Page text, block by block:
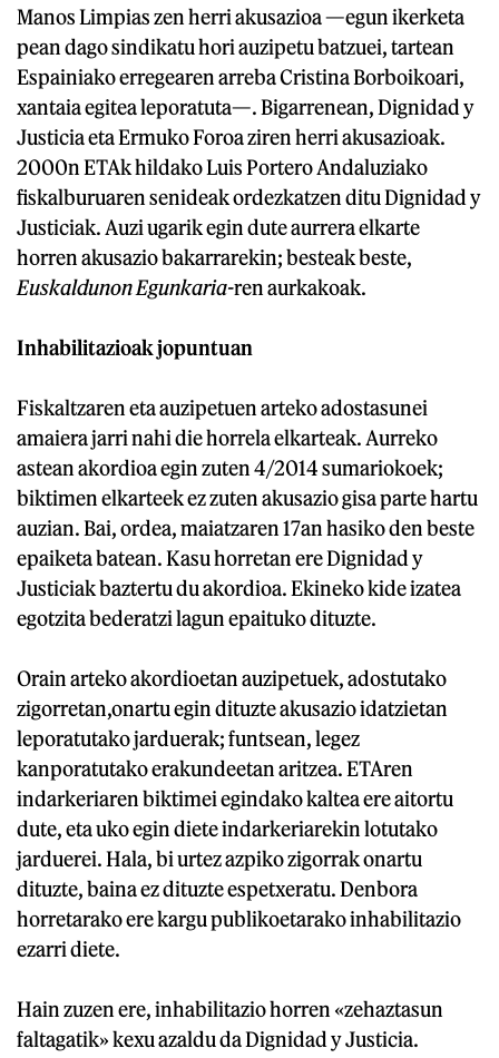
Manos Limpias zen herri akusazioa —egun ikerketa
pean dago sindikatu hori auzipetu batzuei, tartean
Espainiako erregearen arreba Cristina Borboikoari,
xantaia egitea leporatuta—. Bigarrenean, Dignidad y
Justicia eta Ermuko Foroa ziren herri akusazioak.
2000n ETAk hildako Luis Portero Andaluziako
fiskalburuaren senideak ordezkatzen ditu Dignidad y
Justiciak. Auzi ugarik egin dute aurrera elkarte
horren akusazio bakarrarekin; besteak beste,
Euskaldunon Egunkaria-ren aurkakoak.
Inhabilitazioak jopuntuan
Fiskaltzaren eta auzipetuen arteko adostasunei
amaiera jarri nahi die horrela elkarteak. Aurreko
astean akordioa egin zuten 4/2014 sumariokoek;
biktimen elkarteek ez zuten akusazio gisa parte hartu
auzian. Bai, ordea, maiatzaren 17an hasiko den beste
epaiketa batean. Kasu horretan ere Dignidad y
Justiciak baztertu du akordioa. Ekineko kide izatea
egotzita bederatzi lagun epaituko dituzte.
Orain arteko akordioetan auzipetuek, adostutako
zigorretan,onartu egin dituzte akusazio idatzietan
leporatutako jarduerak; funtsean, legez
kanporatutako erakundeetan aritzea. ETAren
indarkeriaren biktimei egindako kaltea ere aitortu
dute, eta uko egin diete indarkeriarekin lotutako
jarduerei. Hala, bi urtez azpiko zigorrak onartu
dituzte, baina ez dituzte espetxeratu. Denbora
horretarako ere kargu publikoetarako inhabilitazio
ezarri diete.
Hain zuzen ere, inhabilitazio horren «zehaztasun
faltagatik» kexu azaldu da Dignidad y Justicia.